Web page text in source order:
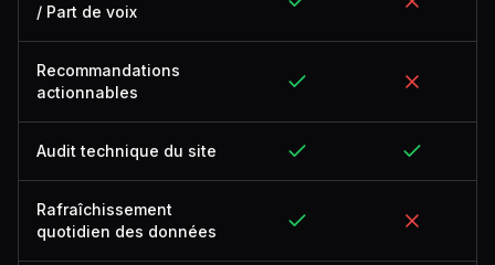
/ Part de voix
Recommandations
actionnables
Audit technique du site
Rafraîchissement
quotidien des données